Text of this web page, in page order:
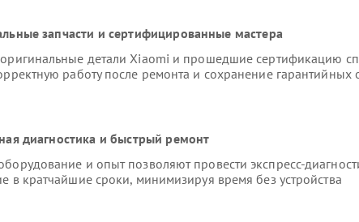
запчасти и сертифицированные мастера
детали Xiaomi и прошедшие сертификацию
работу после ремонта и сохранение гарантийных
диагностика и быстрый ремонт
и опыт позволяют провести экспресс-
в кратчайшие сроки, минимизируя время без устройства